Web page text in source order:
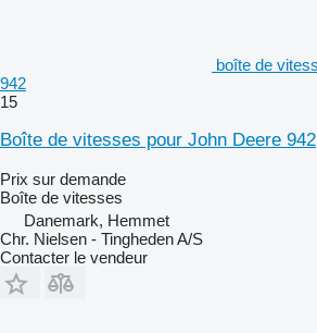
boîte de
942
15
Boîte de vitesses pour John Deere 942
Prix sur demande
Boîte de vitesses
Danemark, Hemmet
Chr. Nielsen - Tingheden A/S
Contacter le vendeur